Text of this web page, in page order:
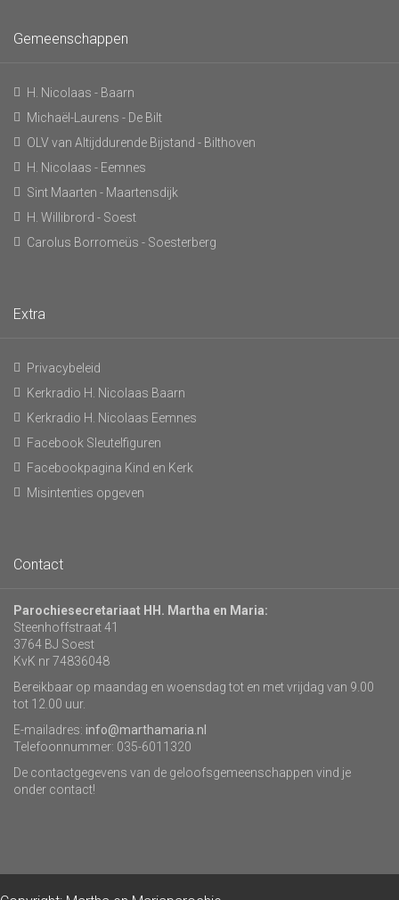
Gemeenschappen
H. Nicolaas - Baarn
Michaël-Laurens - De Bilt
OLV van Altijddurende Bijstand - Bilthoven
H. Nicolaas - Eemnes
Sint Maarten - Maartensdijk
H. Willibrord - Soest
Carolus Borromeüs - Soesterberg
Extra
Privacybeleid
Kerkradio H. Nicolaas Baarn
Kerkradio H. Nicolaas Eemnes
Facebook Sleutelfiguren
Facebookpagina Kind en Kerk
Misintenties opgeven
Contact
Parochiesecretariaat HH. Martha en Maria:
Steenhoffstraat 41
3764 BJ Soest
KvK nr 74836048
Bereikbaar op maandag en woensdag tot en met vrijdag van 9.00
tot 12.00 uur.
E-mailadres: info@marthamaria.nl
Telefoonnummer: 035-6011320
De contactgegevens van de geloofsgemeenschappen vind je
onder contact!